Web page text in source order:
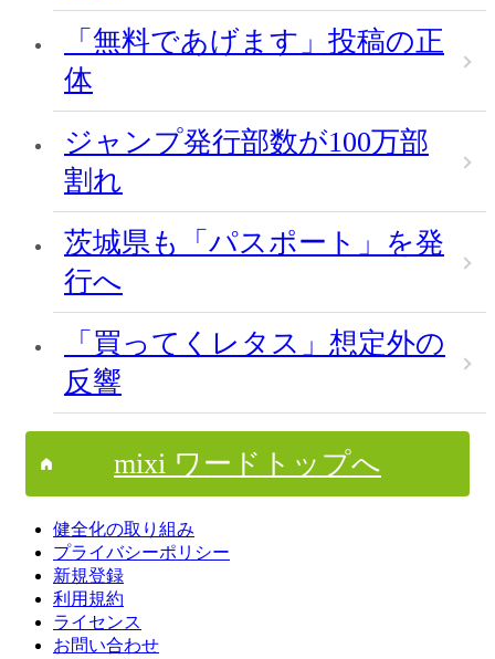
「無料であげます」投稿の正
体
ジャンプ発行部数が100万部
割れ
茨城県も「パスポート」を発
行へ
「買ってくレタス」想定外の
反響
mixi ワードトップへ
健全化の取り組み
プライバシーポリシー
新規登録
利用規約
ライセンス
お問い合わせ